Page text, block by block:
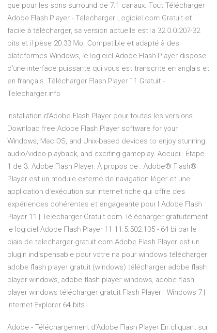
que pour les sons surround de 7.1 canaux. Tout Télécharger
Adobe Flash Player - Telecharger Logiciel.com Gratuit et
facile à télécharger, sa version actuelle est la 32.0.0.207-32
bits et il pèse 20.33 Mo. Compatible et adapté à des
plateformes Windows, le logiciel Adobe Flash Player dispose
d’une interface puissante qui vous est transcrite en anglais et
en français. Télécharger Flash Player 11 Gratuit -
Telecharger.info
Installation d’Adobe Flash Player pour toutes les versions
Download free Adobe Flash Player software for your
Windows, Mac OS, and Unix-based devices to enjoy stunning
audio/video playback, and exciting gameplay. Accueil. Étape :
1 de 3. Adobe Flash Player. À propos de : Adobe® Flash®
Player est un module externe de navigation léger et une
application d'exécution sur Internet riche qui offre des
expériences cohérentes et engageante pour l Adobe Flash
Player 11 | Telecharger-Gratuit.com Télécharger gratuitement
le logiciel Adobe Flash Player 11 11.5.502.135 - 64 bi par le
biais de telecharger-gratuit.com Adobe Flash Player est un
plugin indispensable pour votre na pour windows télécharger
adobe flash player gratuit (windows) télécharger adobe flash
player windows, adobe flash player windows, adobe flash
player windows télécharger gratuit Flash Player | Windows 7 |
Internet Explorer 64 bits
Adobe - Téléchargement d’Adobe Flash Player En cliquant sur